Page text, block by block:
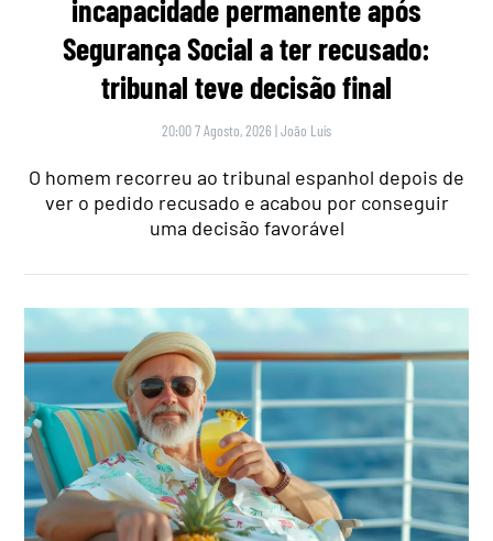
incapacidade permanente após
Segurança Social a ter recusado:
tribunal teve decisão final
20:00 7 Agosto, 2026 |João Luís
O homem recorreu ao tribunal espanhol depois de
ver o pedido recusado e acabou por conseguir
uma decisão favorável